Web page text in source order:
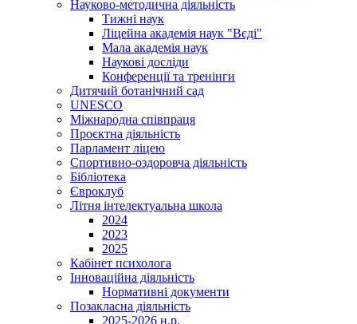
Науково-методична діяльність
Тижні наук
Ліцейна академія наук "Вєді"
Мала академія наук
Наукові досліди
Конференції та тренінги
Дитячий ботанічний сад
UNESCO
Міжнародна співпраця
Проєктна діяльність
Парламент ліцею
Спортивно-оздоровча діяльність
Бібліотека
Євроклуб
Літня інтелектуальна школа
2024
2023
2025
Кабінет психолога
Інноваційна діяльність
Нормативні документи
Позакласна діяльність
2025-2026 н.р.